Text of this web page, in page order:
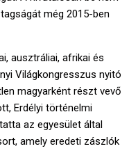
még 2015-ben
ausztráliai, afrikai és
Világkongresszus nyitó
magyarként részt vevő
Erdélyi történelmi
az egyesület által
amely eredeti zászlók